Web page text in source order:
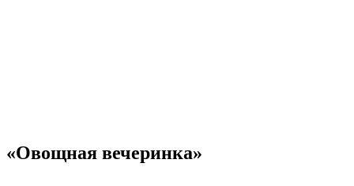
«Овощная вечеринка»